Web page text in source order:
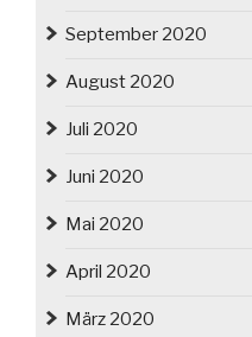
September 2020
August 2020
Juli 2020
Juni 2020
Mai 2020
April 2020
März 2020